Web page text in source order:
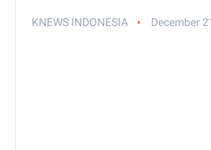
KNEWS INDONESIA December